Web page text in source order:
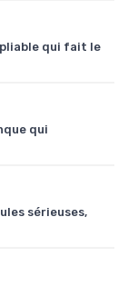
pliable qui fait le
qui
sérieuses,